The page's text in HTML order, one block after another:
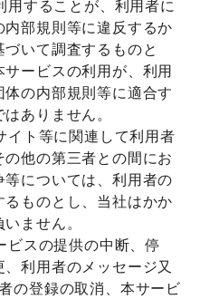
用することが、利用者に
部規則等に違反するか
いて調査するものと
ービスの利用が、利用
の内部規則等に適合す
ありません。
イト等に関連して利用者
他の第三者との間にお
については、利用者の
ものとし、当社はかか
ません。
ビスの提供の中断、停
利用者のメッセージ又
の登録の取消、本サービ